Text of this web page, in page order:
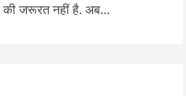
जरूरत नहीं है. अब…